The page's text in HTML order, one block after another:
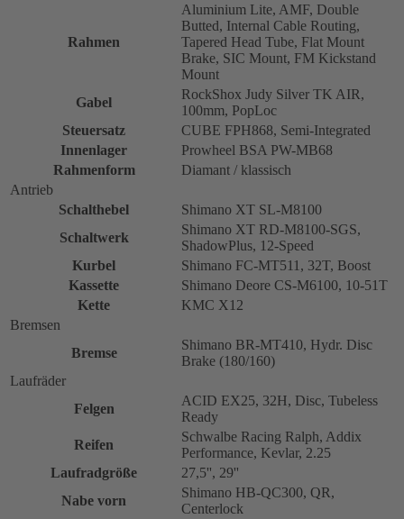
Rahmen
Aluminium Lite, AMF, Double
Butted, Internal Cable Routing,
Tapered Head Tube, Flat Mount
Brake, SIC Mount, FM Kickstand
Mount
Gabel
RockShox Judy Silver TK AIR,
100mm, PopLoc
Steuersatz
CUBE FPH868, Semi-Integrated
Innenlager
Prowheel BSA PW-MB68
Rahmenform
Diamant / klassisch
Antrieb
Schalthebel
Shimano XT SL-M8100
Schaltwerk
Shimano XT RD-M8100-SGS,
ShadowPlus, 12-Speed
Kurbel
Shimano FC-MT511, 32T, Boost
Kassette
Shimano Deore CS-M6100, 10-51T
Kette
KMC X12
Bremsen
Bremse
Shimano BR-MT410, Hydr. Disc
Brake (180/160)
Laufräder
Felgen
ACID EX25, 32H, Disc, Tubeless
Ready
Reifen
Schwalbe Racing Ralph, Addix
Performance, Kevlar, 2.25
Laufradgröße
27,5'', 29''
Nabe vorn
Shimano HB-QC300, QR,
Centerlock